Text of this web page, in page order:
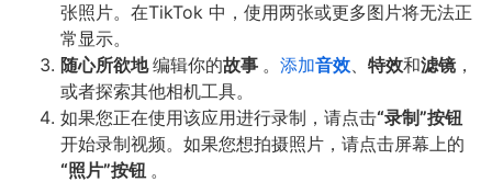
张照片。在TikTok 中，使用两张或更多图片将无法正
常显示。
随心所欲地编辑你的故事 。 添加音效 特效和滤镜 ，
或者探索其他相机工具。
如果您正在使用该应用进行录制，请点击“录制”按钮
开始录制视频。如果您想拍摄照片，请点击屏幕上的
“照片”按钮 。